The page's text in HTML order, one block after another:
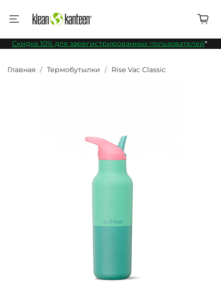
Скидка 10% для зарегистрированных пользователей*
Главная Термобутылки Rise Vac Classic